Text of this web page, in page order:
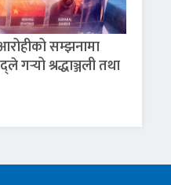
सम्झनामा
गर्‍यो श्रद्धाञ्जली तथा